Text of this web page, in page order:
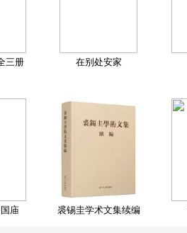
三册 在别处安家
庙 裘锡圭学术文集续编